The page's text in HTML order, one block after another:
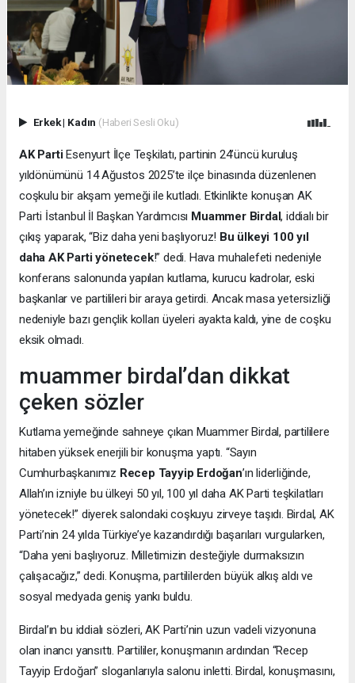
Erkek| Kadın (Haberi Sesli Oku)
AK PartiEsenyurt İlçe Teşkilatı, partinin 24’üncü kuruluş
yıldönümünü 14 Ağustos 2025’te ilçe binasında düzenlenen
coşkulu bir akşam yemeği ile kutladı. Etkinlikte konuşan AK
Parti İstanbul İl Başkan Yardımcısı Muammer Birdal, iddialı bir
çıkış yaparak, “Biz daha yeni başlıyoruz! Bu ülkeyi 100 yıl
daha AK Parti yönetecek!” dedi. Hava muhalefeti nedeniyle
konferans salonunda yapılan kutlama, kurucu kadrolar, eski
başkanlar ve partilileri bir araya getirdi. Ancak masa yetersizliği
nedeniyle bazı gençlik kolları üyeleri ayakta kaldı, yine de coşku
eksik olmadı.
muammer birdal’dan dikkat
çeken sözler
Kutlama yemeğinde sahneye çıkan Muammer Birdal, partililere
hitaben yüksek enerjili bir konuşma yaptı. “Sayın
Cumhurbaşkanımız Recep Tayyip Erdoğan’ın liderliğinde,
Allah’ın izniyle bu ülkeyi 50 yıl, 100 yıl daha AK Parti teşkilatları
yönetecek!” diyerek salondaki coşkuyu zirveye taşıdı. Birdal, AK
Parti’nin 24 yılda Türkiye’ye kazandırdığı başarıları vurgularken,
“Daha yeni başlıyoruz. Milletimizin desteğiyle durmaksızın
çalışacağız,” dedi. Konuşma, partililerden büyük alkış aldı ve
sosyal medyada geniş yankı buldu.
Birdal’ın bu iddialı sözleri, AK Parti’nin uzun vadeli vizyonuna
olan inancı yansıttı. Partililer, konuşmanın ardından “Recep
Tayyip Erdoğan” sloganlarıyla salonu inletti. Birdal, konuşmasını,